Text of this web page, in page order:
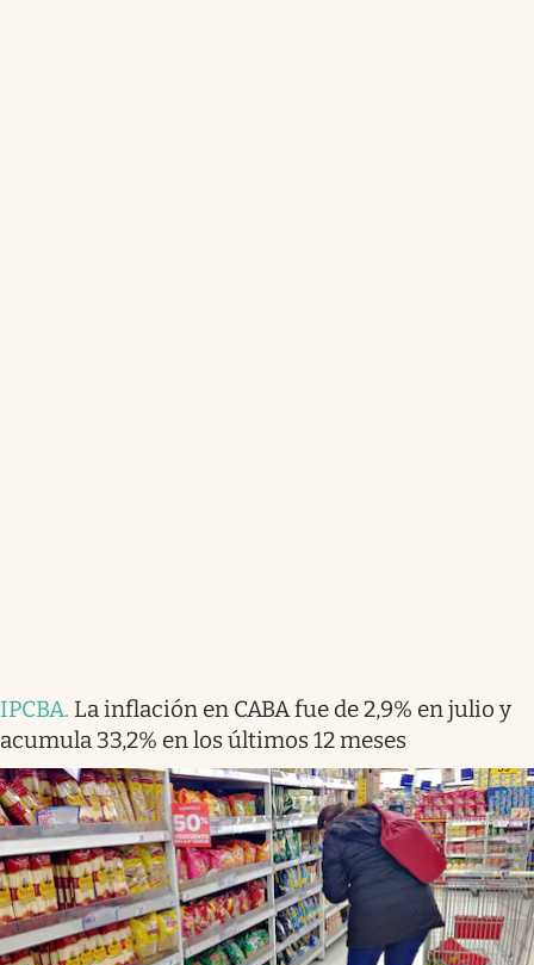
IPCBA. La inflación en CABA fue de 2,9% en julio y
acumula 33,2% en los últimos 12 meses